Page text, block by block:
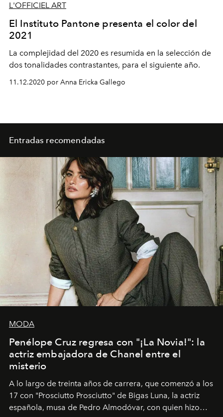
L'OFFICIEL ART
El Instituto Pantone presenta el color del
2021
La complejidad del 2020 es resumida en la selección de
dos tonalidades contrastantes, para el siguiente año.
11.12.2020 por Anna Ericka Gallego
Entradas recomendadas
MODA
Penélope Cruz regresa con "¡La Novia!": la
actriz embajadora de Chanel entre el
misterio
A lo largo de treinta años de carrera, que comenzó a los
17 con "Prosciutto Prosciutto" de Bigas Luna, la actriz
española, musa de Pedro Almodóvar, con quien hizo